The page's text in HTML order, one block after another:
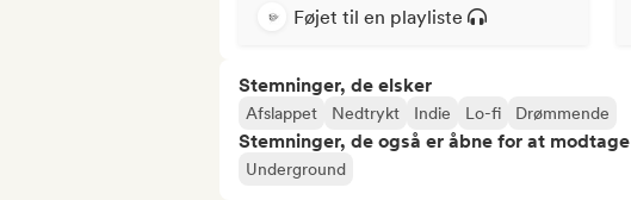
Føjet til en playliste
Stemninger, de elsker
Afslappet Nedtrykt Indie Lo-fi Drømmende
Stemninger, de også er åbne for at modtage
Underground